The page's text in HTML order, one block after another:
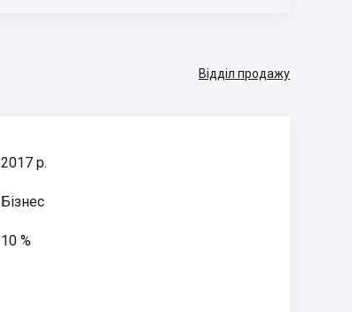
Відділ продажу
2017 р.
Бізнес
10 %